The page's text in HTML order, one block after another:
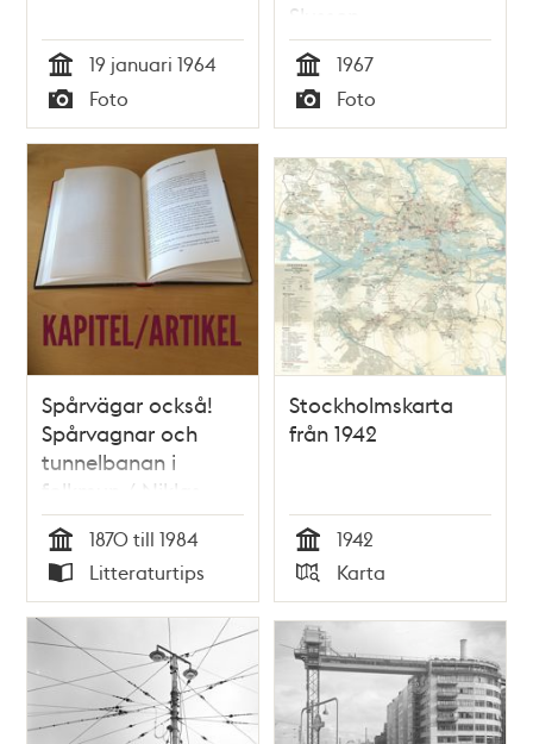
Tid
19 januari 1964
Typ
Foto
Slussen
Tid
1967
Typ
Foto
Spårvägar också!
Spårvagnar och
tunnelbanan i
folkmun / Niklas
Ericsson
Tid
1870 till 1984
Typ
Litteraturtips
Stockholmskarta
från 1942
Tid
1942
Typ
Karta